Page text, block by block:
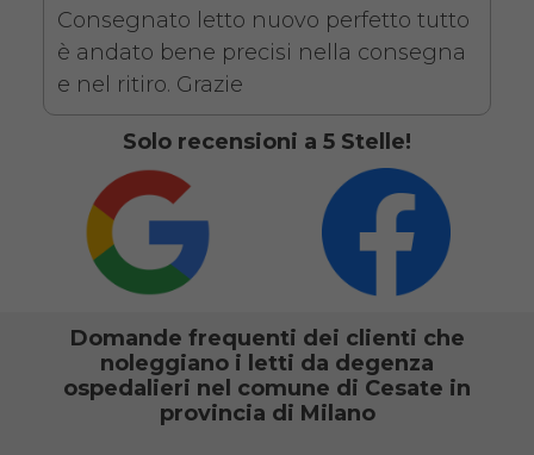
Noleggio letto elettrico in
legno + Materasso
Antidecubito + Vassoio
da letto
Noleggio letto da degenza
ortopedico elettrico in legno,
Consegnato letto nuovo perfetto tutto
è andato bene precisi nella consegna
e nel ritiro. Grazie
Solo recensioni a 5 Stelle!
Domande frequenti dei clienti che
noleggiano i letti da degenza
ospedalieri nel comune di Cesate in
provincia di Milano